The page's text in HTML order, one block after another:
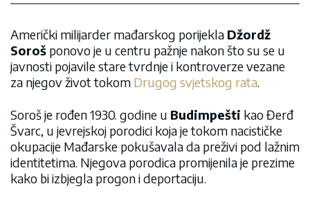
Američki milijarder mađarskog porijekla Džordž
Soroš ponovo je u centru pažnje nakon što su se u
javnosti pojavile stare tvrdnje i kontroverze vezane
za njegov život tokom Drugog svjetskog rata.
Soroš je rođen 1930. godine u Budimpešti kao Đerđ
Švarc, u jevrejskoj porodici koja je tokom nacističke
okupacije Mađarske pokušavala da preživi pod lažnim
identitetima. Njegova porodica promijenila je prezime
kako bi izbjegla progon i deportaciju.